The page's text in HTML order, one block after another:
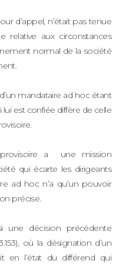
d’appel, n’était pas tenue
relative aux circonstances
normal de la société
mandataire ad hoc étant
est confiée diffère de celle
a une mission
qui écarte les dirigeants
ad hoc n’a qu’un pouvoir
précise.
une décision précédente
où la désignation d’un
en l’état du différend qui